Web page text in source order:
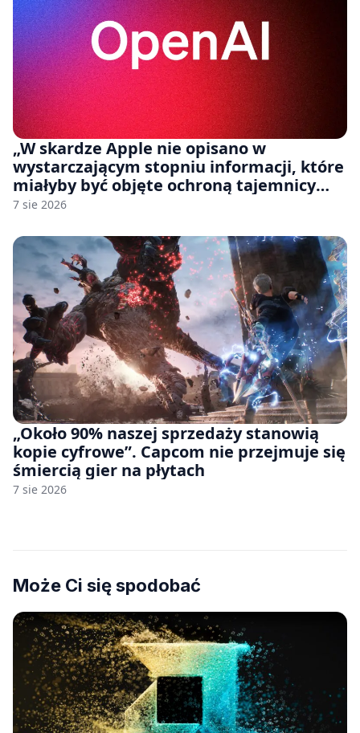
„W skardze Apple nie opisano w
wystarczającym stopniu informacji, które
miałyby być objęte ochroną tajemnicy
handlowej”. OpenAI żąda odrzucenia
7 sie 2026
„Około 90% naszej sprzedaży stanowią
kopie cyfrowe”. Capcom nie przejmuje się
śmiercią gier na płytach
7 sie 2026
Może Ci się spodobać